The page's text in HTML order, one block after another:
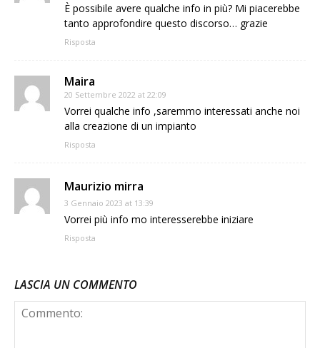
È possibile avere qualche info in più? Mi piacerebbe
tanto approfondire questo discorso… grazie
Risposta
Maira
20 Settembre 2022 at 22:09
Vorrei qualche info ,saremmo interessati anche noi
alla creazione di un impianto
Risposta
Maurizio mirra
3 Gennaio 2023 at 13:39
Vorrei più info mo interesserebbe iniziare
Risposta
LASCIA UN COMMENTO